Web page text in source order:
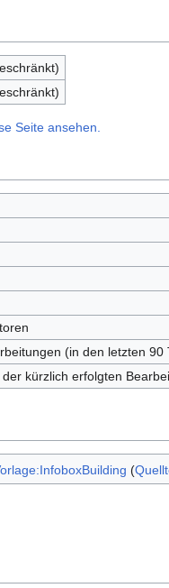
Seite ansehen.
(in den letzten 90
kürzlich erfolgten
(